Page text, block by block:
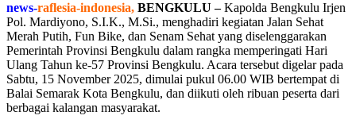
news-raflesia-indonesia, BENGKULU –Kapolda Bengkulu Irjen
Pol. Mardiyono, S.I.K., M.Si., menghadiri kegiatan Jalan Sehat
Merah Putih, Fun Bike, dan Senam Sehat yang diselenggarakan
Pemerintah Provinsi Bengkulu dalam rangka memperingati Hari
Ulang Tahun ke-57 Provinsi Bengkulu. Acara tersebut digelar pada
Sabtu, 15 November 2025, dimulai pukul 06.00 WIB bertempat di
Balai Semarak Kota Bengkulu, dan diikuti oleh ribuan peserta dari
berbagai kalangan masyarakat.